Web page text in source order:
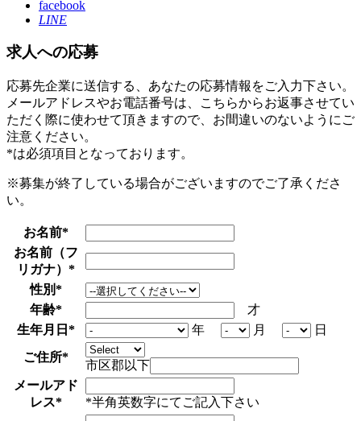
facebook
LINE
求人への応募
応募先企業に送信する、あなたの応募情報をご入力下さい。
メールアドレスやお電話番号は、こちらからお返事させてい
ただく際に使わせて頂きますので、お間違いのないようにご
注意ください。
*は必須項目となっております。
※募集が終了している場合がございますのでご了承くださ
い。
お名前*
お名前（フ
リガナ） *
性別*
年齢*
才
生年月日 * 年 月
日
ご住所*
市区郡以下
メールアド
レス* *半角英数字にてご記入下さい